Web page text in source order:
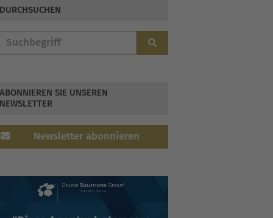
DURCHSUCHEN
ABONNIEREN SIE UNSEREN
NEWSLETTER
Newsletter abonnieren